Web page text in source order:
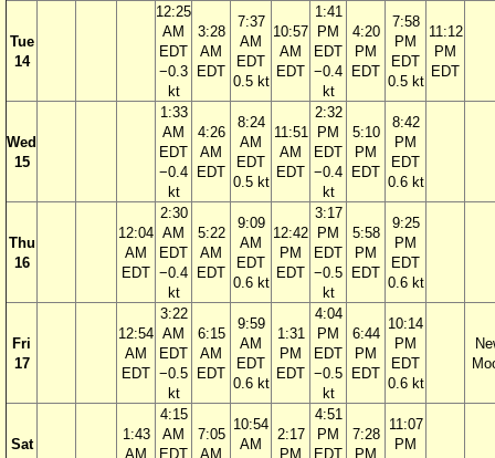
Tue
14
12:25
AM
EDT
−0.3
kt
3:28
AM
EDT
7:37
AM
EDT
0.5 kt
10:57
AM
EDT
1:41
PM
EDT
−0.4
kt
4:20
PM
EDT
7:58
PM
EDT
0.5 kt
11:12
PM
EDT
Wed
15
1:33
AM
EDT
−0.4
kt
4:26
AM
EDT
8:24
AM
EDT
0.5 kt
11:51
AM
EDT
2:32
PM
EDT
−0.4
kt
5:10
PM
EDT
8:42
PM
EDT
0.6 kt
Thu
16
12:04
AM
EDT
2:30
AM
EDT
−0.4
kt
5:22
AM
EDT
9:09
AM
EDT
0.6 kt
12:42
PM
EDT
3:17
PM
EDT
−0.5
kt
5:58
PM
EDT
9:25
PM
EDT
0.6 kt
Fri
17
12:54
AM
EDT
3:22
AM
EDT
−0.5
kt
6:15
AM
EDT
9:59
AM
EDT
0.6 kt
1:31
PM
EDT
4:04
PM
EDT
−0.5
kt
6:44
PM
EDT
10:14
PM
EDT
0.6 kt
Sat
1:43
AM
4:15
AM
EDT
7:05
AM
10:54
AM
2:17
PM
4:51
PM
EDT
7:28
PM
11:07
PM